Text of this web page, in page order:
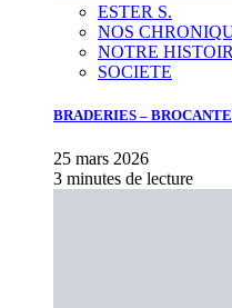
ESTER S.
NOS
NOTRE
SOCIETE
BRADERIES –
25 mars 2026
3 minutes de lecture